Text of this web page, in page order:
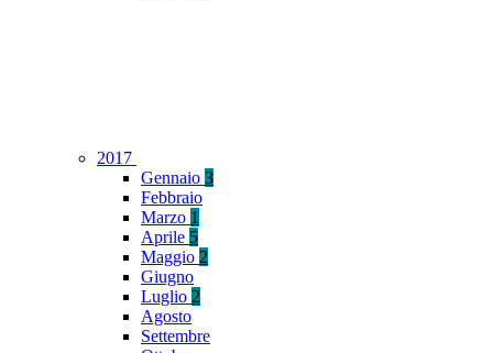
2017
Gennaio 3
Febbraio
Marzo 1
Aprile 5
Maggio 2
Giugno
Luglio 2
Agosto
Settembre